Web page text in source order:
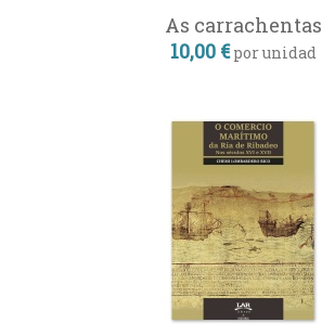
As carrachentas
10,00 € por unidad